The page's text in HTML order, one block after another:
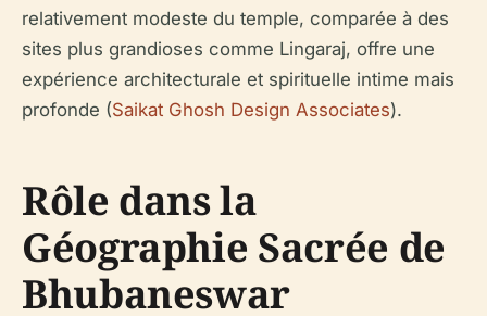
relativement modeste du temple, comparée à des
sites plus grandioses comme Lingaraj, offre une
expérience architecturale et spirituelle intime mais
profonde (Saikat Ghosh Design Associates).
Rôle dans la
Géographie Sacrée de
Bhubaneswar